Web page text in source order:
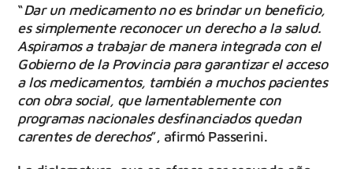
“Dar un medicamento no es brindar un beneficio,
es simplemente reconocer un derecho a la salud.
Aspiramos a trabajar de manera integrada con el
Gobierno de la Provincia para garantizar el acceso
a los medicamentos, también a muchos pacientes
con obra social, que lamentablemente con
programas nacionales desfinanciados quedan
carentes de derechos”, afirmó Passerini.